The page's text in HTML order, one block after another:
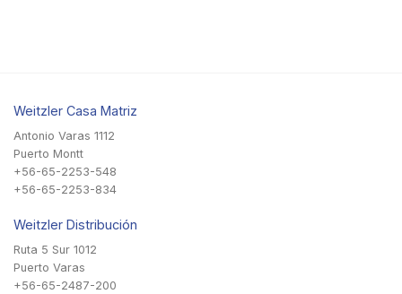
Weitzler Casa Matriz
Antonio Varas 1112
Puerto Montt
+56-65-2253-548
+56-65-2253-834
Weitzler Distribución
Ruta 5 Sur 1012
Puerto Varas
+56-65-2487-200